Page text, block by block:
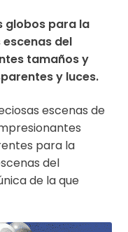
globos para la
del
tamaños y
y luces.
escenas de
para la
del
de la que